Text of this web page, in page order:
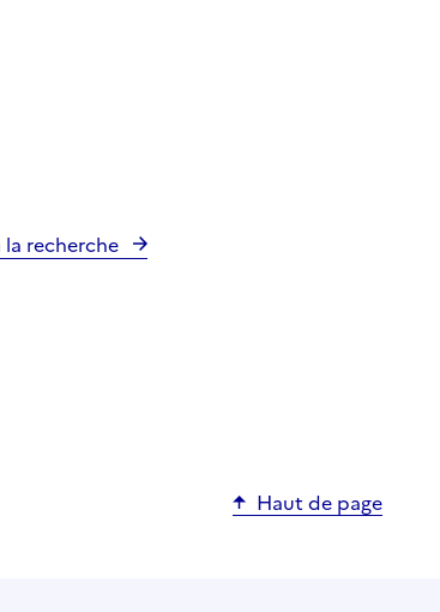
la recherche
Haut de page